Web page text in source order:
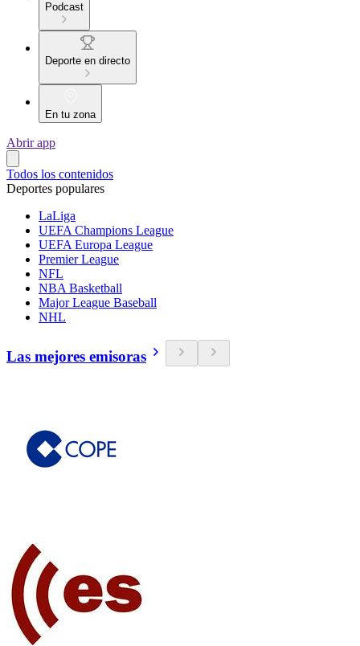
Podcast
Deporte en directo
En tu zona
Abrir app
Todos los contenidos
Deportes populares
LaLiga
UEFA Champions League
UEFA Europa League
Premier League
NFL
NBA Basketball
Major League Baseball
NHL
Las mejores emisoras